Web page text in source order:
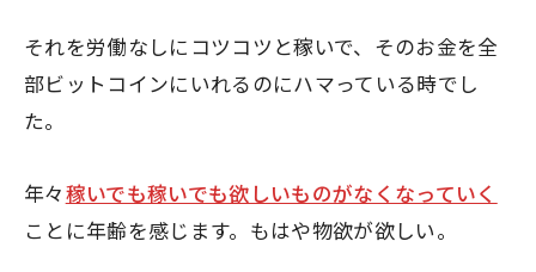
それを労働なしにコツコツと稼いで、そのお金を全
部ビットコインにいれるのにハマっている時でし
た。
年々稼いでも稼いでも欲しいものがなくなっていく
ことに年齢を感じます。もはや物欲が欲しい。